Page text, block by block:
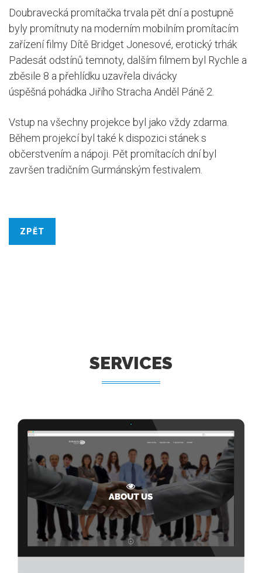
Doubravecká promítačka trvala pět dní a postupně
byly promítnuty na moderním mobilním promítacím
zařízení filmy Dítě Bridget Jonesové, erotický trhák
Padesát odstínů temnoty, dalším filmem byl Rychle a
zběsile 8 a přehlídku uzavřela divácky
úspěšná pohádka Jiřího Stracha Anděl Páně 2.
Vstup na všechny projekce byl jako vždy zdarma.
Během projekcí byl také k dispozici stánek s
občerstvením a nápoji. Pět promítacích dní byl
završen tradičním Gurmánským festivalem.
ZPĚT
SERVICES